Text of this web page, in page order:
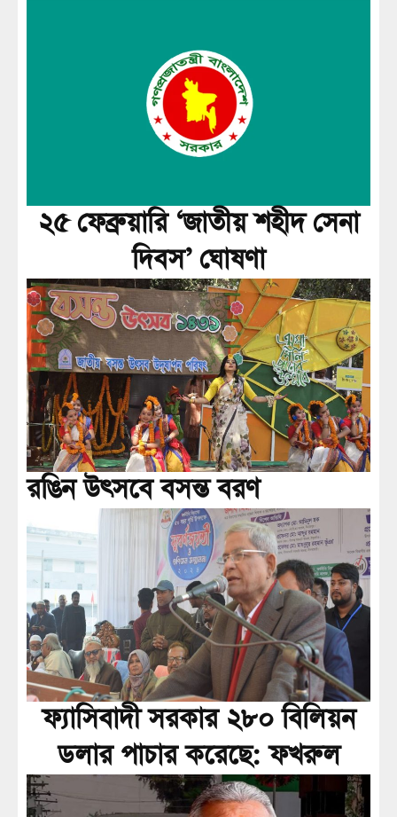
২৫ ফেব্রুয়ারি ‘জাতীয় শহীদ সেনা
দিবস’ ঘোষণা
রঙিন উৎসবে বসন্ত বরণ
ফ্যাসিবাদী সরকার ২৮০ বিলিয়ন
ডলার পাচার করেছে: ফখরুল